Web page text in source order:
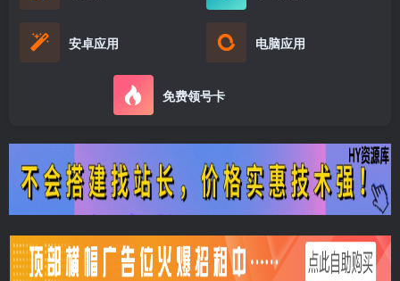
安卓应用 电脑应用
免费领号卡